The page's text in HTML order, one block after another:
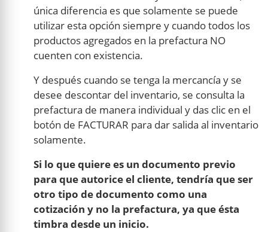
única diferencia es que solamente se puede
utilizar esta opción siempre y cuando todos los
productos agregados en la prefactura NO
cuenten con existencia.
Y después cuando se tenga la mercancía y se
desee descontar del inventario, se consulta la
prefactura de manera individual y das clic en el
botón de FACTURAR para dar salida al inventario
solamente.
Si lo que quiere es un documento previo
para que autorice el cliente, tendría que ser
otro tipo de documento como una
cotización y no la prefactura, ya que ésta
timbra desde un inicio.